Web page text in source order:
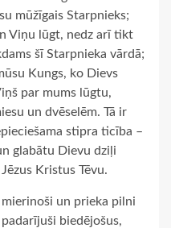
mūžīgais Starpnieks;
Viņu lūgt, nedz arī tikt
šī Starpnieka vārdā;
Kungs, ko Dievs
par mums lūgtu,
un dvēselēm. Tā ir
stipra ticība –
glabātu Dievu dziļi
Kristus Tēvu.
un prieka pilni
biedējošus,